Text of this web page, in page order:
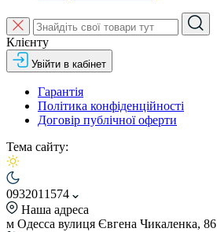
Клієнту
Увійти в кабінет
Гарантія
Політика конфіденційності
Договір публічної оферти
Тема сайту:
0932011574
Наша адреса
м Одесса вулиця Євгена Чикаленка, 86